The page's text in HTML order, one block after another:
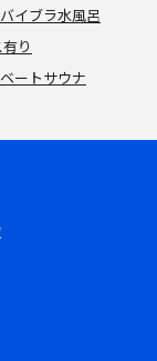
バイブラ水風呂
り
ートサウナ